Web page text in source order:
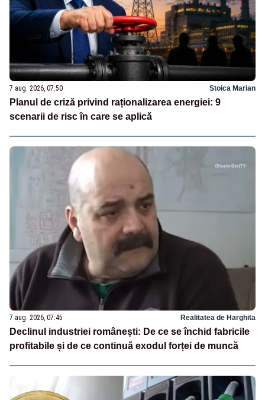
7 aug. 2026, 07:50 Stoica Marian
Planul de criză privind raționalizarea energiei: 9
scenarii de risc în care se aplică
7 aug. 2026, 07:45 Realitatea de Harghita
Declinul industriei românești: De ce se închid fabricile
profitabile și de ce continuă exodul forței de muncă